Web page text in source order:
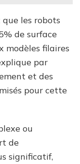
les robots
de surface
modèles filaires
par
et des
pour cette
ou
de
significatif,